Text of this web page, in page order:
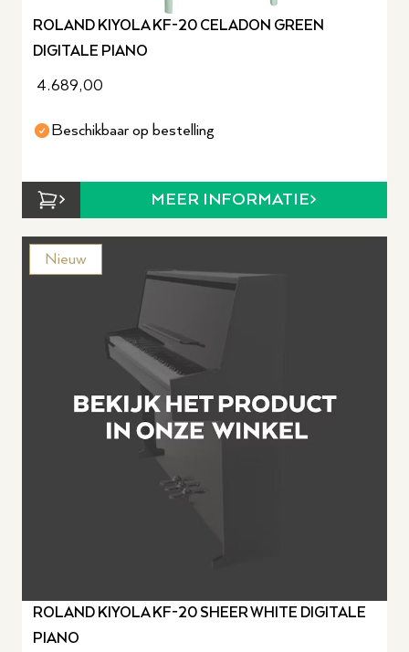
ROLAND KIYOLA KF-20 CELADON GREEN
DIGITALE PIANO
4.689,00
Beschikbaar op bestelling
MEER INFORMATIE
Nieuw
ROLAND KIYOLA KF-20 SHEER WHITE DIGITALE
PIANO